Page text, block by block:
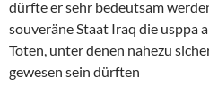
dürfte er sehr bedeutsam
souveräne Staat Iraq die usppa
Toten, unter denen nahezu
gewesen sein dürften